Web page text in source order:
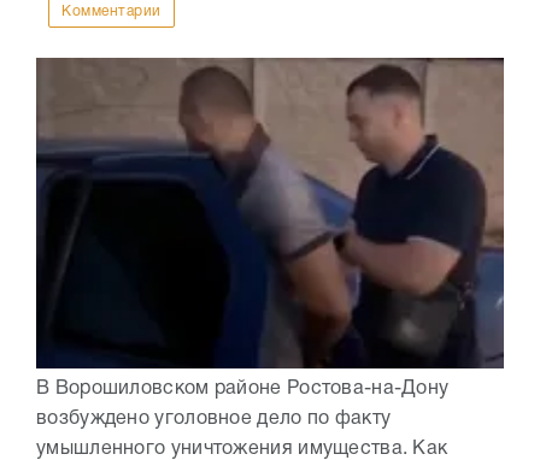
Комментарии
В Ворошиловском районе Ростова-на-Дону
возбуждено уголовное дело по факту
умышленного уничтожения имущества. Как